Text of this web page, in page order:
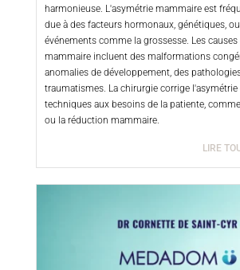
harmonieuse. L'asymétrie mammaire est
due à des facteurs hormonaux, génétiques,
événements comme la grossesse. Les
mammaire incluent des malformations
anomalies de développement, des
traumatismes. La chirurgie corrige l'asymétrie
techniques aux besoins de la patiente,
ou la réduction mammaire.
LIRE